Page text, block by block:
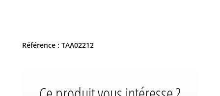
Référence : TAA02212